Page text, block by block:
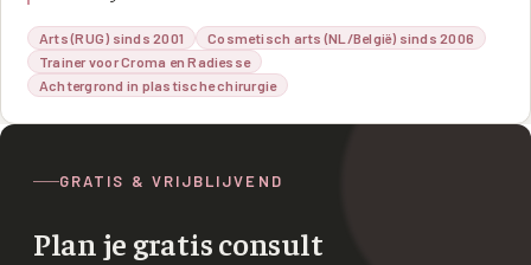
Arts (RUG) sinds 2001
Cosmetisch arts (NL/België) sinds 2006
Trainer voor Croma en Radiesse
Achtergrond in plastische chirurgie
GRATIS & VRIJBLIJVEND
Plan je gratis consult